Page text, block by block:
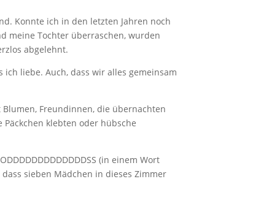
Konnte ich in den letzten Jahren noch
meine Tochter überraschen, wurden
abgelehnt.
liebe. Auch, dass wir alles gemeinsam
Freundinnen, die übernachten
klebten oder hübsche
(in einem Wort
sieben Mädchen in dieses Zimmer